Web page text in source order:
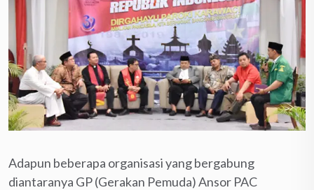
Adapun beberapa organisasi yang bergabung
diantaranya GP (Gerakan Pemuda) Ansor PAC